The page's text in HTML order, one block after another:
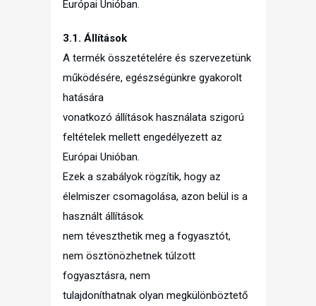
Európai Unióban.
3.1. Állítások
A termék összetételére és szervezetünk
működésére, egészségünkre gyakorolt
hatására
vonatkozó állítások használata szigorú
feltételek mellett engedélyezett az
Európai Unióban.
Ezek a szabályok rögzítik, hogy az
élelmiszer csomagolása, azon belül is a
használt állítások
nem téveszthetik meg a fogyasztót,
nem ösztönözhetnek túlzott
fogyasztásra, nem
tulajdoníthatnak olyan megkülönböztető